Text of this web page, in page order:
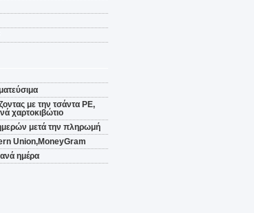
με την τσάντα PE,
χαρτοκιβώτιο
μετά την πληρωμή
Union,MoneyGram
ημέρα